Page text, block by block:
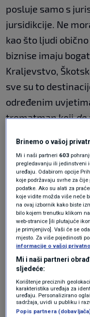
posluje samo s
jursidikcije. Ne
kao što ljudi
biznise imaju
Kraljevstvo,
sve su to
određenim
trematman kojide
To je apsolutno
ali pitanje je
dubokom
legitimnih razloga
Hrvatskoj i nekim
su financijska
rekao je Grubišić.
Države u kojima
kompanije često
oazama, Grubišić
Brinemo o vašoj
Mi i naši partneri 603
pregledavanju ili jedinstveni
uređaju. Odabirom opcije
koje podržavaju svrhe za
podatke. Ako su alati za
koje vidite možda više neće
na ovaj izbornik kako biste
bilo kojem trenutku klikom
web-stranice [ili plutajuće
je primjenjivo]. Vaši će se
mjesto. Za više pojedinosti
informacije o vašoj
Mi i naši partneri
sljedeće:
Korištenje preciznih
karakteristika uređaja za
uređaju. Personalizirano
sadržaja, uvidi u publiku i
Popis partnera